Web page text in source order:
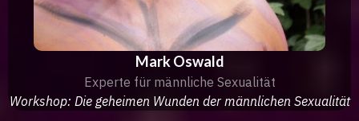
Mark Oswald
Experte für männliche Sexualität
Workshop: Die geheimen Wunden der männlichen Sexualität